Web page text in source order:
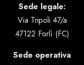
Sede legale:
Via Tripoli 47/a
47122 Forlì (FC)
Sede operativa